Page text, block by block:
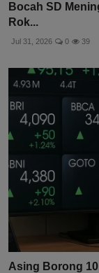
Bocah SD
Rok...
Jul 31, 2026 0 39
Asing Borong 10